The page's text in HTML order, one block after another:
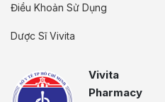
Điều Khoản Sử Dụng
Dược Sĩ Vivita
Vivita
Pharmacy